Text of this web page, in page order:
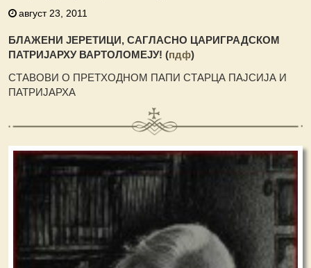
август 23, 2011
БЛАЖЕНИ ЈЕРЕТИЦИ, САГЛАСНО ЦАРИГРАДСКОМ
ПАТРИЈАРХУ ВАРТОЛОМЕЈУ! (пдф)
СТАВОВИ О ПРЕТХОДНОМ ПАПИ СТАРЦА ПАЈСИЈА И
ПАТРИЈАРХА